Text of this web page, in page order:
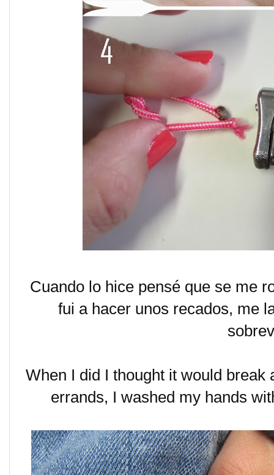
Cuando lo hice pensé que se me
fui a hacer unos recados, me
When I did I thought it would
errands, I washed my hands